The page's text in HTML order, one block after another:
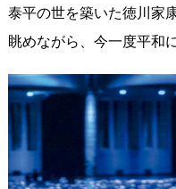
泰平の世を築いた徳川家
眺めながら、今一度平和